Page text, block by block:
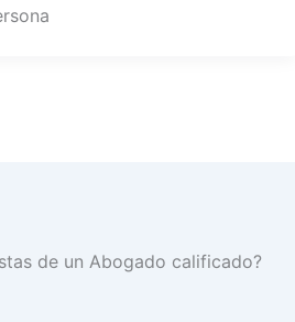
de un Abogado calificado?